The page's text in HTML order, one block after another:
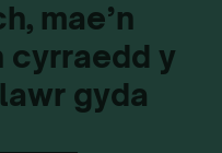
mae’n
cyrraedd y
gyda